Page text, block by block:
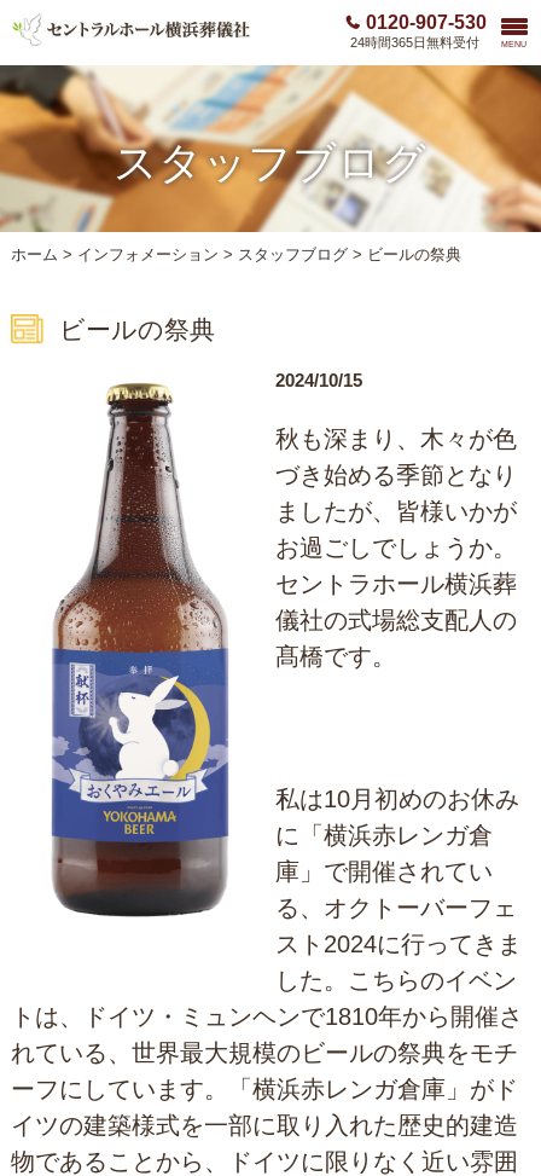
0120-907-530
24時間365日無料受付 MENU
スタッフブログ
ホーム > インフォメーション > スタッフブログ> ビールの祭典
ビールの祭典
2024/10/15
秋も深まり、木々が色
づき始める季節となり
ましたが、皆様いかが
お過ごしでしょうか。
セントラホール横浜葬
儀社の式場総支配人の
髙橋です。
私は10月初めのお休み
に「横浜赤レンガ倉
庫」で開催されてい
る、オクトーバーフェ
スト2024に行ってきま
した。こちらのイベン
トは、ドイツ・ミュンヘンで1810年から開催さ
れている、世界最大規模のビールの祭典をモチ
ーフにしています。「横浜赤レンガ倉庫」がド
イツの建築様式を一部に取り入れた歴史的建造
物であることから、ドイツに限りなく近い雰囲